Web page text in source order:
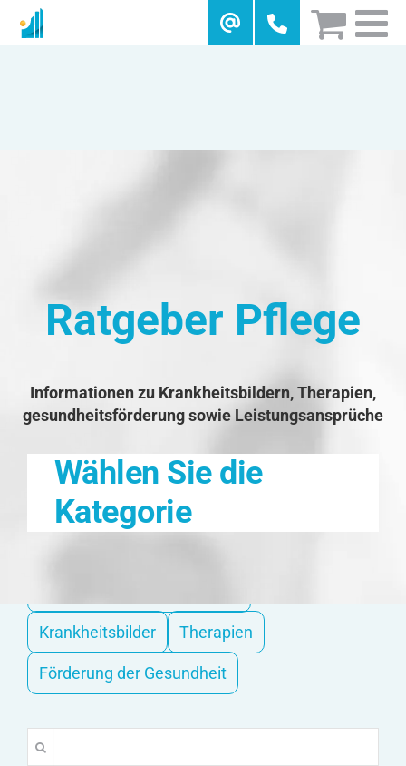
Ratgeber Pflege
Informationen zu Krankheitsbildern, Therapien,
gesundheitsförderung sowie Leistungsansprüche
Wählen Sie die
Kategorie
Krankheitsbilder Therapien
Förderung der Gesundheit
nach: